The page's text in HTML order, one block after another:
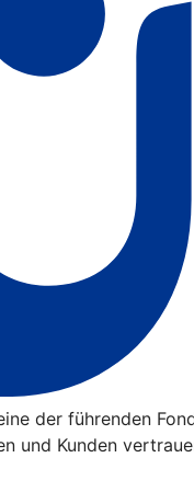
der führenden
und Kunden